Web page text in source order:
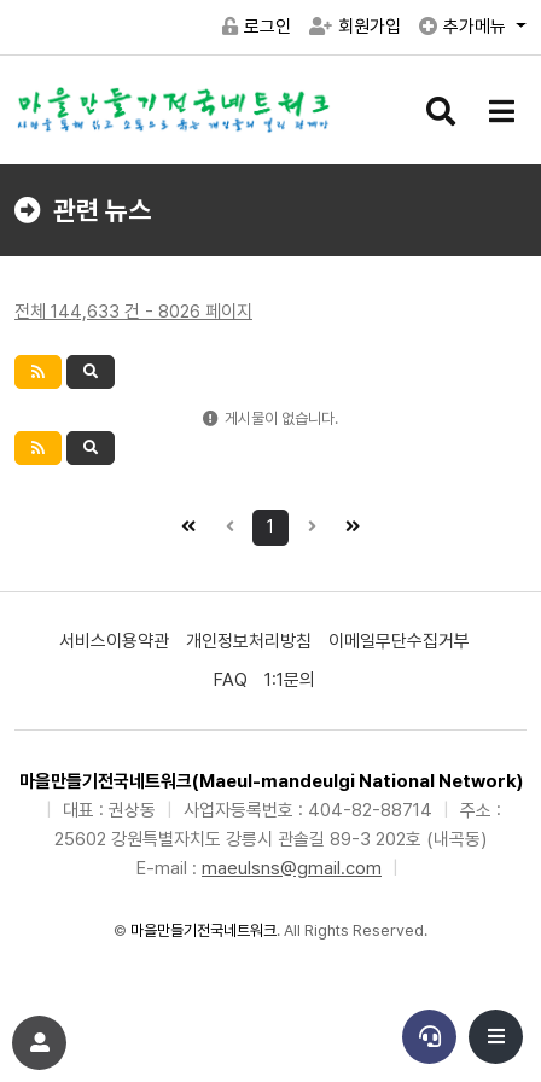
로그인 회원가입 추가메뉴
검
버
메
버
관련 뉴스
전체 144,633 건 - 8026 페이지
게시물이 없습니다.
1
서비스이용약관 개인정보처리방침
이메일무단수집거부
FAQ
1:1문의
마을만들기전국네트워크(Maeul-mandeulgi National Network)
대표 : 권상동 사업자등록번호 : 404-82-88714
주소 :
25602 강원특별자치도 강릉시 관솔길 89-3 202호 (내곡동)
E-mail : maeulsns@gmail.com
© 마을만들기전국네트워크. All Rights Reserved.